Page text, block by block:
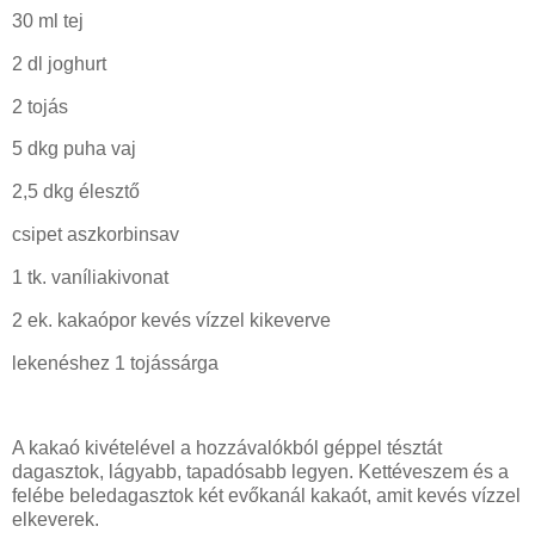
30 ml tej
2 dl joghurt
2 tojás
5 dkg puha vaj
2,5 dkg élesztő
csipet aszkorbinsav
1 tk. vaníliakivonat
2 ek. kakaópor kevés vízzel kikeverve
lekenéshez 1 tojássárga
A kakaó kivételével a hozzávalókból géppel tésztát
dagasztok, lágyabb, tapadósabb legyen. Kettéveszem és a
felébe beledagasztok két evőkanál kakaót, amit kevés vízzel
elkeverek.